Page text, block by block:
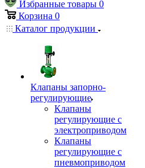
Избранные товары 0
Корзина 0
Каталог продукции
Клапаны запорно-
регулирующие
Клапаны
регулирующие с
электроприводом
Клапаны
регулирующие с
пневмоприводом